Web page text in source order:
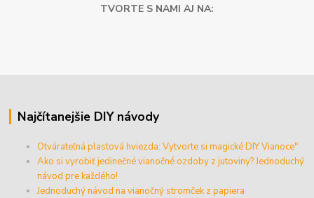
TVORTE S NAMI AJ NA:
Najčítanejšie DIY návody
Otvárateľná plastová hviezda: Vytvorte si magické DIY Vianoce"
Ako si vyrobiť jedinečné vianočné ozdoby z jutoviny? Jednoduchý
návod pre každého!
Jednoduchý návod na vianočný stromček z papiera